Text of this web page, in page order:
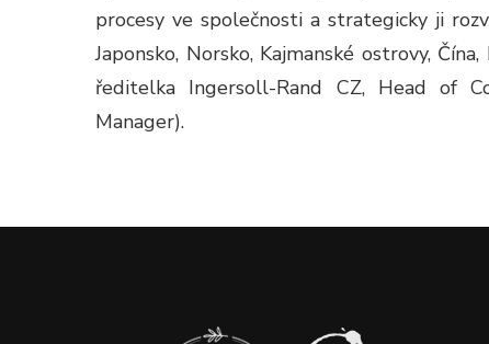
procesy ve společnosti a strategicky ji
Japonsko, Norsko, Kajmanské ostrovy,
ředitelka Ingersoll-Rand CZ, Head of
Manager).